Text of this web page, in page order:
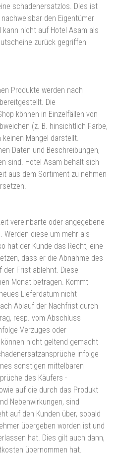
schadenersatzlos. Dies ist
den Eigentümer
nicht auf Hotel Asam als
zurück gegriffen
Produkte werden nach
Die
können in Einzelfällen von
(z. B. hinsichtlich Farbe,
keinen Mangel darstellt.
Daten und Beschreibungen,
sind. Hotel Asam behält sich
aus dem Sortiment zu nehmen
vereinbarte oder angegebene
Werden diese um mehr als
hat der Kunde das Recht, eine
dass er die Abnahme des
der Frist ablehnt. Diese
Monat betragen. Kommt
Lieferdatum nicht
Ablauf der Nachfrist durch
resp. vom Abschluss
Verzuges oder
nicht geltend gemacht
infolge
sonstigen mittelbaren
des Käufers -
auf die durch das Produkt
Nebenwirkungen, sind
auf den Kunden über, sobald
übergeben worden ist und
hat. Dies gilt auch dann,
übernommen hat.